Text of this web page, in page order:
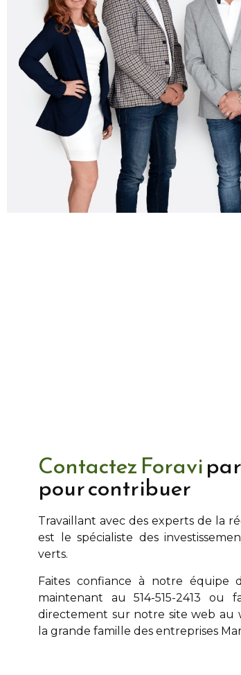
Contactez Foravi
pour contribuer
Travaillant avec des experts de la
est le spécialiste des
verts.
Faites confiance à notre équipe
maintenant au 514-515-2413
directement sur notre site web au
la grande famille des entreprises